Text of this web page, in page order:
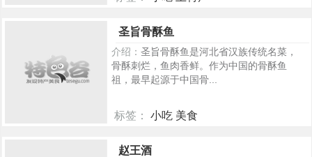
圣旨骨酥鱼
介绍： 圣旨骨酥鱼是河北省汉族传统名菜，
骨酥刺烂，鱼肉香鲜。作为中国的骨酥鱼
祖，最早起源于中国骨...
标签： 小吃 美食
赵王酒